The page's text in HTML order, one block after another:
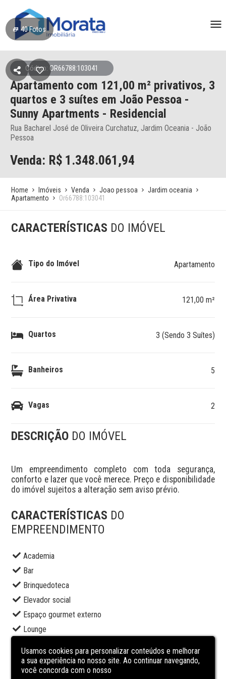
40Fotos
Código: OR66788:103041
Apartamento com 121,00 m² privativos, 3
quartos e 3 suítes em João Pessoa -
Sunny Apartments - Residencial
Rua Bacharel José de Oliveira Curchatuz, Jardim Oceania - João
Pessoa
Venda: R$ 1.348.061,94
Home Imóveis Venda Joao pessoa
Jardim oceania
Apartamento
Or66788:103041
CARACTERÍSTICAS DO IMÓVEL
Tipo do Imóvel Apartamento
Área Privativa 121,00 m²
Quartos 3 (Sendo 3 Suítes)
Banheiros 5
Vagas 2
DESCRIÇÃO DO IMÓVEL
Um empreendimento completo com toda segurança,
conforto e lazer que você merece. Preço e disponibilidade
do imóvel sujeitos a alteração sem aviso prévio.
CARACTERÍSTICAS DO
EMPREENDIMENTO
Academia
Bar
Brinquedoteca
Elevador social
Espaço gourmet externo
Lounge
Portaria
Sala de jogos
Usamos cookies para personalizar conteúdos e melhorar
a sua experiência no nosso site. Ao continuar navegando,
você concorda com o nosso